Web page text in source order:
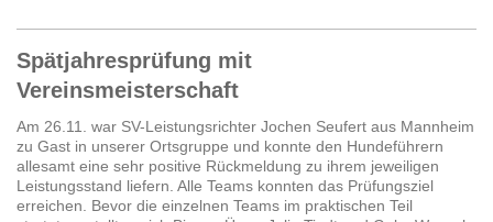
Spätjahresprüfung mit
Vereinsmeisterschaft
Am 26.11. war SV-Leistungsrichter Jochen Seufert aus Mannheim
zu Gast in unserer Ortsgruppe und konnte den Hundeführern
allesamt eine sehr positive Rückmeldung zu ihrem jeweiligen
Leistungsstand liefern. Alle Teams konnten das Prüfungsziel
erreichen. Bevor die einzelnen Teams im praktischen Teil